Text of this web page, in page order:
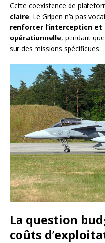
Cette coexistence de
claire. Le Gripen n’a pas
renforcer l’interception et
opérationnelle, pendant
sur des missions spécifiques.
La question
coûts